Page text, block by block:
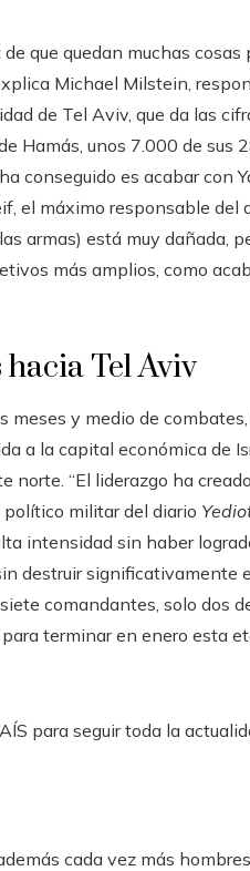
de que quedan muchas
Michael Milstein,
de Tel Aviv, que da las
Hamás, unos 7.000 de sus
conseguido es acabar con
el máximo responsable del
armas) está muy dañada,
más amplios, como
hacia Tel Aviv
meses y medio de
a la capital económica de
norte. “El liderazgo ha
militar del diario
intensidad sin haber
destruir significativamente
comandantes, solo dos
terminar en enero esta
para seguir toda la
cada vez más